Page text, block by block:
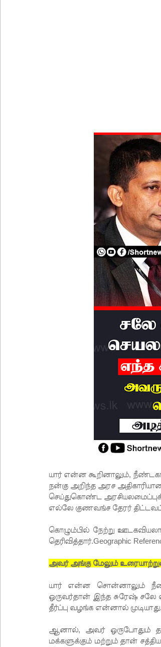
இலங்கையின் பெரிய வெங்காயத்
யார் என்ன கூறினாலும்,
நன்கு அறிந்த அரச
செய்துகொண்ட
எல்லே குணவங்ச தேரர்
கொழும்பில் நேற்று
தெரிவித்தார்.Geographic
அவர் அங்கு மேலும்
யார் என்ன சொன்னாலும்
ஒருவர்தான் இந்த சுரேஷ் சலே
தீர்ப்பு வழங்க என்னால் முடியாது.
ஆனால், அவர் ஒருபோதும்
மக்களுக்கும் மற்றும் தான்